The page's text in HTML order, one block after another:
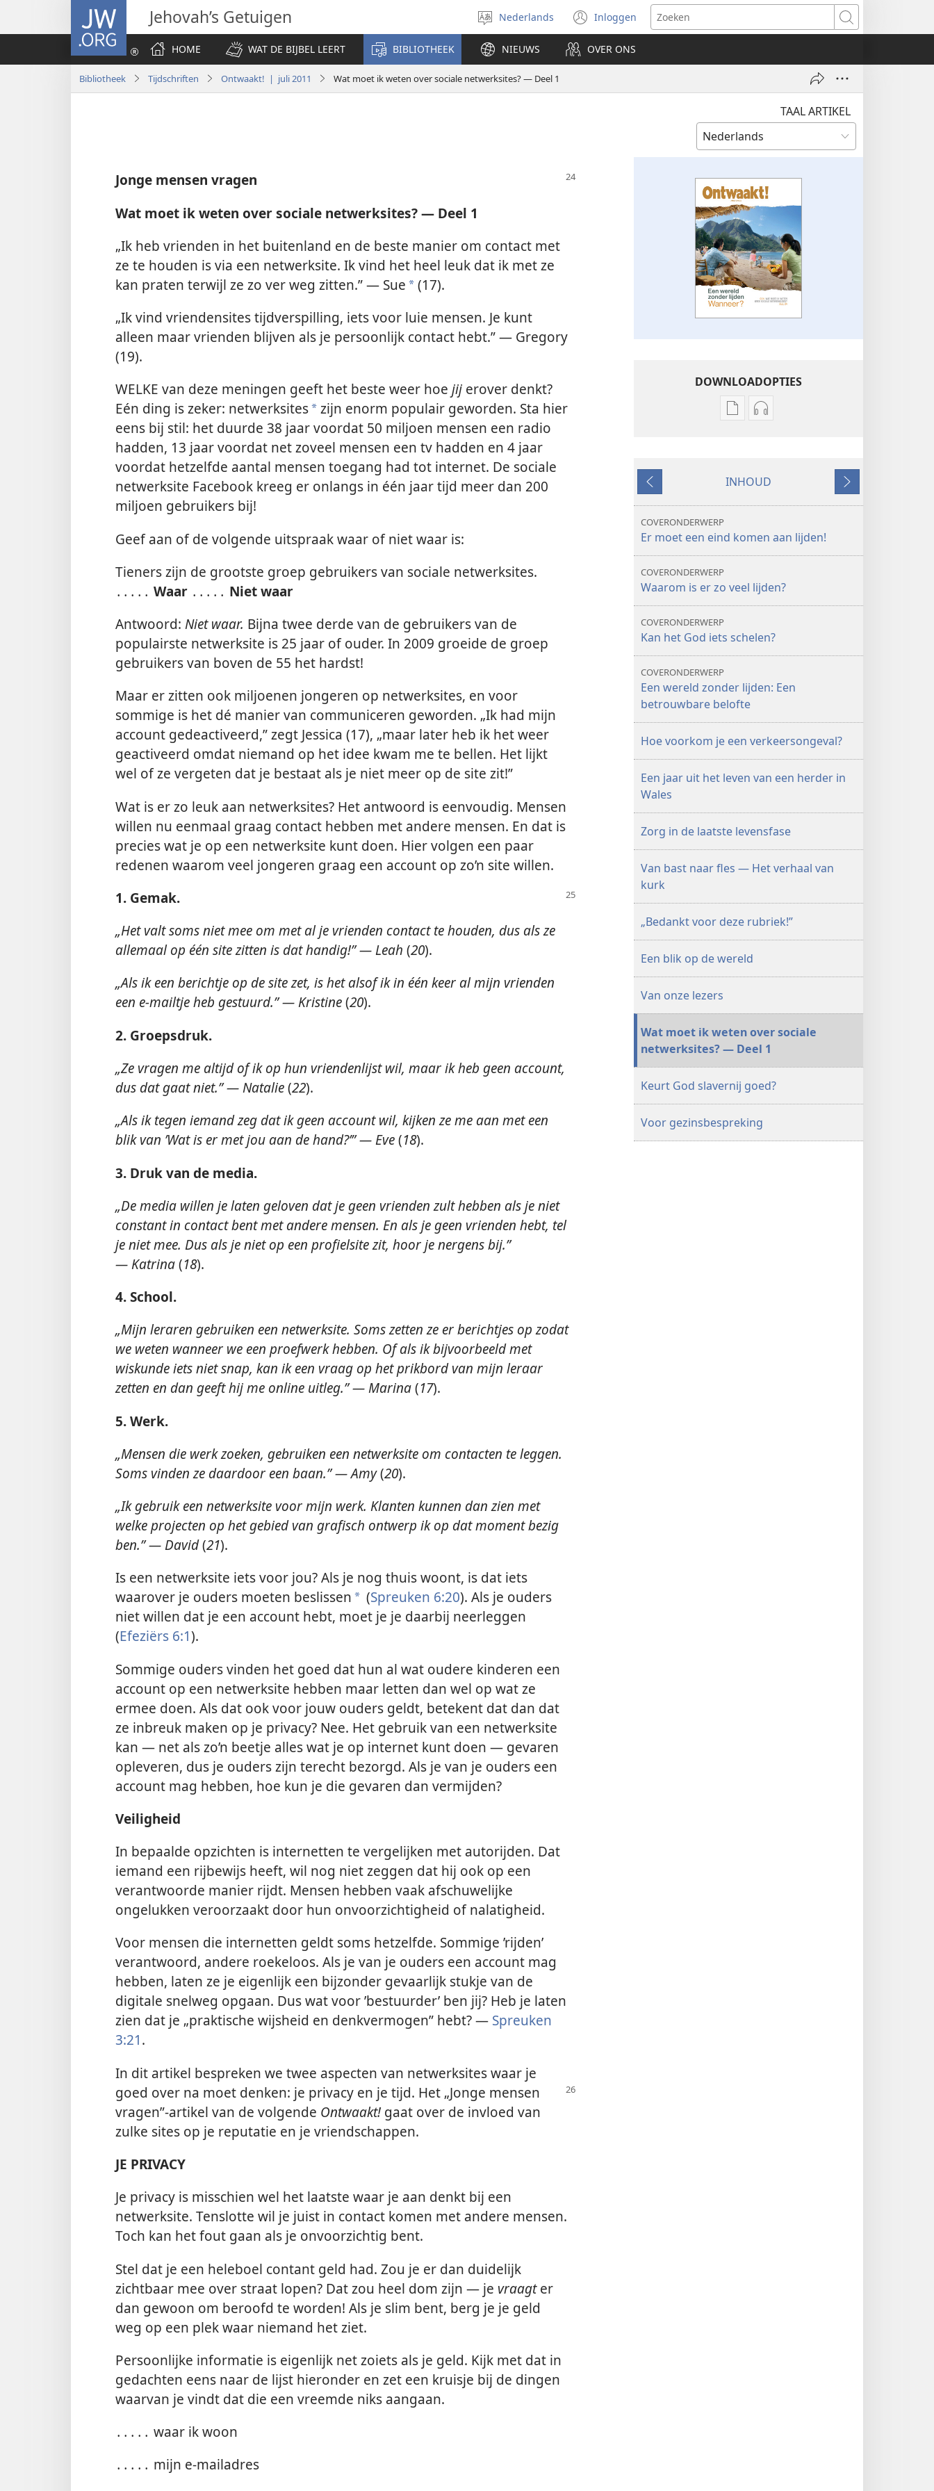
JW.ORG Jehovah’s Getuigen
Taal
selecteren
Nederlands Inloggen
(opent
nieuw
venster)
Zoeken
HOME
WAT DE BIJBEL LEERT BIBLIOTHEEK NIEUWS OVER ONS
Bibliotheek Tijdschriften Ontwaakt! | juli 2011 Wat moet ik weten over sociale netwerksites? — Deel 1
TAAL ARTIKEL
Jonge mensen vragen
Wat moet ik weten over sociale netwerksites? — Deel 1
„Ik heb vrienden in het buitenland en de beste manier om contact met
ze te houden is via een netwerksite. Ik vind het heel leuk dat ik met ze
kan praten terwijl ze zo ver weg zitten.” — Sue * (17).
„Ik vind vriendensites tijdverspilling, iets voor luie mensen. Je kunt
alleen maar vrienden blijven als je persoonlijk contact hebt.” — Gregory
(19).
WELKE van deze meningen geeft het beste weer hoe jij erover denkt?
Eén ding is zeker: netwerksites* zijn enorm populair geworden. Sta hier
eens bij stil: het duurde 38 jaar voordat 50 miljoen mensen een radio
hadden, 13 jaar voordat net zoveel mensen een tv hadden en 4 jaar
voordat hetzelfde aantal mensen toegang had tot internet. De sociale
netwerksite Facebook kreeg er onlangs in één jaar tijd meer dan 200
miljoen gebruikers bij!
Geef aan of de volgende uitspraak waar of niet waar is:
Tieners zijn de grootste groep gebruikers van sociale netwerksites.
․․․․․ Waar ․․․․․ Niet waar
Antwoord: Niet waar. Bijna twee derde van de gebruikers van de
populairste netwerksite is 25 jaar of ouder. In 2009 groeide de groep
gebruikers van boven de 55 het hardst!
Maar er zitten ook miljoenen jongeren op netwerksites, en voor
sommige is het dé manier van communiceren geworden. „Ik had mijn
account gedeactiveerd,” zegt Jessica (17), „maar later heb ik het weer
geactiveerd omdat niemand op het idee kwam me te bellen. Het lijkt
wel of ze vergeten dat je bestaat als je niet meer op de site zit!”
Wat is er zo leuk aan netwerksites? Het antwoord is eenvoudig. Mensen
willen nu eenmaal graag contact hebben met andere mensen. En dat is
precies wat je op een netwerksite kunt doen. Hier volgen een paar
redenen waarom veel jongeren graag een account op zo’n site willen.
1. Gemak.
„Het valt soms niet mee om met al je vrienden contact te houden, dus als ze
allemaal op één site zitten is dat handig!” — Leah (20).
„Als ik een berichtje op de site zet, is het alsof ik in één keer al mijn vrienden
een e-mailtje heb gestuurd.” — Kristine(20).
2. Groepsdruk.
„Ze vragen me altijd of ik op hun vriendenlijst wil, maar ik heb geen account,
dus dat gaat niet.” — Natalie(22).
„Als ik tegen iemand zeg dat ik geen account wil, kijken ze me aan met een
blik van ’Wat is er met jou aan de hand?’” — Eve(18).
3. Druk van de media.
„Demedia willen je laten geloven dat je geen vrienden zult hebben als je niet
constant in contact bent met andere mensen. En als je geen vrienden hebt, tel
je niet mee. Dus als je niet op een profielsite zit, hoor je nergens bij.”
— Katrina(18).
4. School.
„Mijn leraren gebruiken een netwerksite. Soms zetten ze er berichtjes op zodat
we weten wanneer we een proefwerk hebben. Of als ik bijvoorbeeld met
wiskunde iets niet snap, kan ik een vraag op het prikbord van mijn leraar
zetten en dan geeft hij me online uitleg.” — Marina(17).
5. Werk.
„Mensen die werk zoeken, gebruiken een netwerksite om contacten te leggen.
Soms vinden ze daardoor een baan.” — Amy(20).
„Ik gebruik een netwerksite voor mijn werk. Klanten kunnen dan zien met
welke projecten op het gebied van grafisch ontwerp ik op dat moment bezig
ben.” — David(21).
Is een netwerksite iets voor jou? Als je nog thuis woont, is dat iets
waarover je ouders moeten beslissen * (Spreuken 6:20). Als je ouders
niet willen dat je een account hebt, moet je je daarbij neerleggen
(Efeziërs 6:1).
Sommige ouders vinden het goed dat hun al wat oudere kinderen een
account op een netwerksite hebben maar letten dan wel op wat ze
ermee doen. Als dat ook voor jouw ouders geldt, betekent dat dan dat
ze inbreuk maken op je privacy? Nee. Het gebruik van een netwerksite
kan — net als zo’n beetje alles wat je op internet kunt doen — gevaren
opleveren, dus je ouders zijn terecht bezorgd. Als je van je ouders een
account mag hebben, hoe kun je die gevaren dan vermijden?
Veiligheid
In bepaalde opzichten is internetten te vergelijken met autorijden. Dat
iemand een rijbewijs heeft, wil nog niet zeggen dat hij ook op een
verantwoorde manier rijdt. Mensen hebben vaak afschuwelijke
ongelukken veroorzaakt door hun onvoorzichtigheid of nalatigheid.
Voor mensen die internetten geldt soms hetzelfde. Sommige ’rijden’
verantwoord, andere roekeloos. Als je van je ouders een account mag
hebben, laten ze je eigenlijk een bijzonder gevaarlijk stukje van de
digitale snelweg opgaan. Dus wat voor ’bestuurder’ ben jij? Heb je laten
zien dat je „praktische wijsheid en denkvermogen” hebt? — Spreuken
3:21.
In dit artikel bespreken we twee aspecten van netwerksites waar je
goed over na moet denken: je privacy en je tijd. Het „Jonge mensen
vragen”-artikel van de volgende Ontwaakt! gaat over de invloed van
zulke sites op je reputatie en je vriendschappen.
JE PRIVACY
Je privacy is misschien wel het laatste waar je aan denkt bij een
netwerksite. Tenslotte wil je juist in contact komen met andere mensen.
Toch kan het fout gaan als je onvoorzichtig bent.
Stel dat je een heleboel contant geld had. Zou je er dan duidelijk
zichtbaar mee over straat lopen? Dat zou heel dom zijn — je vraagter
dan gewoon om beroofd te worden! Als je slim bent, berg je je geld
weg op een plek waar niemand het ziet.
Persoonlijke informatie is eigenlijk net zoiets als je geld. Kijk met dat in
gedachten eens naar de lijst hieronder en zet een kruisje bij de dingen
waarvan je vindt dat die een vreemde niks aangaan.
․․․․․ waar ik woon
․․․․․ mijn e-mailadres
DOWNLOADOPTIES
Downloadopties
Downloadopties
Vorige
INHOUD
Volgende
COVERONDERWERP
Er moet een eind komen aan lijden!
COVERONDERWERP
Waarom is er zo veel lijden?
COVERONDERWERP
Kan het God iets schelen?
COVERONDERWERP
Een wereld zonder lijden: Een
betrouwbare belofte
Hoe voorkom je een verkeersongeval?
Een jaar uit het leven van een herder in
Wales
Zorg in de laatste levensfase
Van bast naar fles — Het verhaal van
kurk
„Bedankt voor deze rubriek!”
Een blik op de wereld
Van onze lezers
Wat moet ik weten over sociale
netwerksites? — Deel 1
Keurt God slavernij goed?
Voor gezinsbespreking